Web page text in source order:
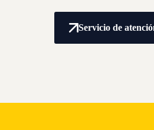
Servicio de